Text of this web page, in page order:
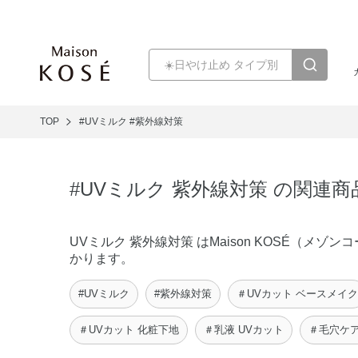
TOP #UVミルク #紫外線対策
#UVミルク 紫外線対策 の関連商
UVミルク 紫外線対策 はMaison KOSÉ（メゾン
かります。
#UVミルク #紫外線対策 ＃UVカット ベースメイク
＃UVカット 化粧下地 ＃乳液 UVカット ＃毛穴ケ